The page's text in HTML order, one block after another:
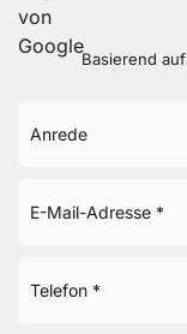
Basierend auf